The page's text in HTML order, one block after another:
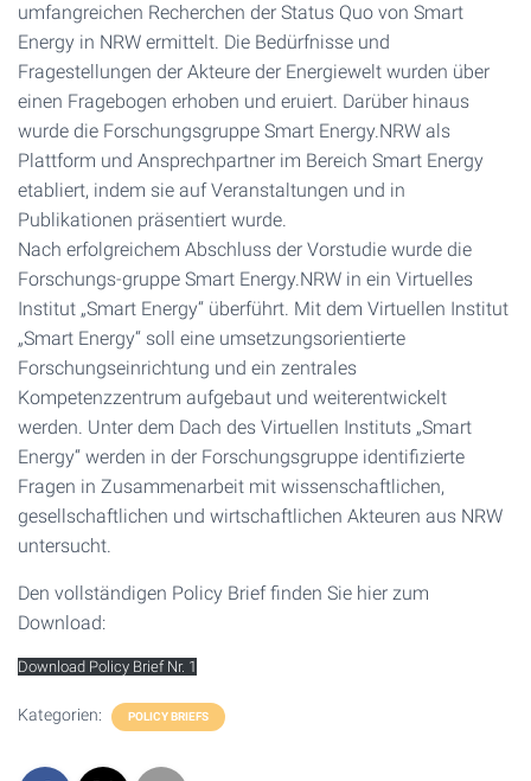
umfangreichen Recherchen der Status Quo von Smart
Energy in NRW ermittelt. Die Bedürfnisse und
Fragestellungen der Akteure der Energiewelt wurden über
einen Fragebogen erhoben und eruiert. Darüber hinaus
wurde die Forschungsgruppe Smart Energy.NRW als
Plattform und Ansprechpartner im Bereich Smart Energy
etabliert, indem sie auf Veranstaltungen und in
Publikationen präsentiert wurde.
Nach erfolgreichem Abschluss der Vorstudie wurde die
Forschungs-gruppe Smart Energy.NRW in ein Virtuelles
Institut „Smart Energy“ überführt. Mit dem Virtuellen Institut
„Smart Energy“ soll eine umsetzungsorientierte
Forschungseinrichtung und ein zentrales
Kompetenzzentrum aufgebaut und weiterentwickelt
werden. Unter dem Dach des Virtuellen Instituts „Smart
Energy“ werden in der Forschungsgruppe identifizierte
Fragen in Zusammenarbeit mit wissenschaftlichen,
gesellschaftlichen und wirtschaftlichen Akteuren aus NRW
untersucht.
Den vollständigen Policy Brief finden Sie hier zum
Download:
Download Policy Brief Nr. 1
Kategorien: POLICY BRIEFS